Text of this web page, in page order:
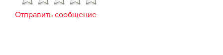
Отправить сообщение